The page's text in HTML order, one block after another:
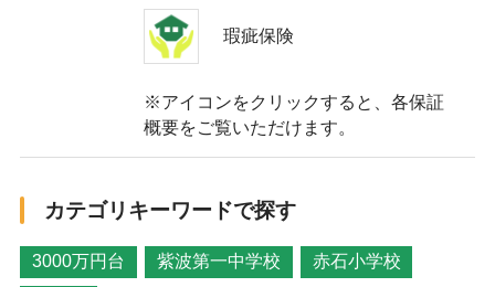
瑕疵保険
※アイコンをクリックすると、各保証
概要をご覧いただけます。
カテゴリキーワードで探す
3000万円台 紫波第一中学校 赤石小学校